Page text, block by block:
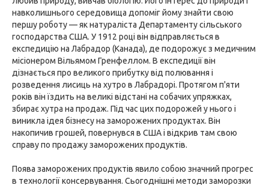
навколишнього середовища допоміг йому знайти свою
першу роботу — як натураліста Департаменту сільського
господарства США. У 1912 році він відправляється в
експедицію на Лабрадор (Канада), де подорожує з медичним
місіонером Вільямом Гренфеллом. В експедиції він
дізнається про великого прибутку від полювання і
розведення лисиць на хутро в Лабрадорі. Протягом п'яти
років він їздить на великі відстані на собачих упряжках,
збирає хутра на продаж. Під час цих подорожей у нього і
виникла ідея бізнесу на заморожених продуктах. Він
накопичив грошей, повернувся в США і відкрив там свою
справу по продажу заморожених продуктів.
Поява заморожених продуктів явило собою значний прогрес
в технології консервування. Сьогоднішні методи заморозки